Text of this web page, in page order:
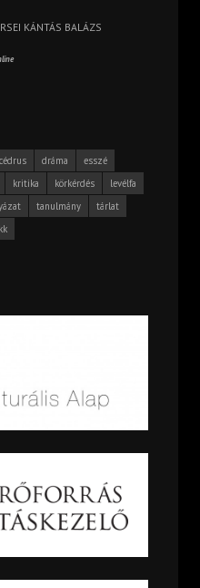
KÁNTÁS BALÁZS
cédrus dráma
esszé
kritika körkérdés
levélfa
tanulmány
tárlat